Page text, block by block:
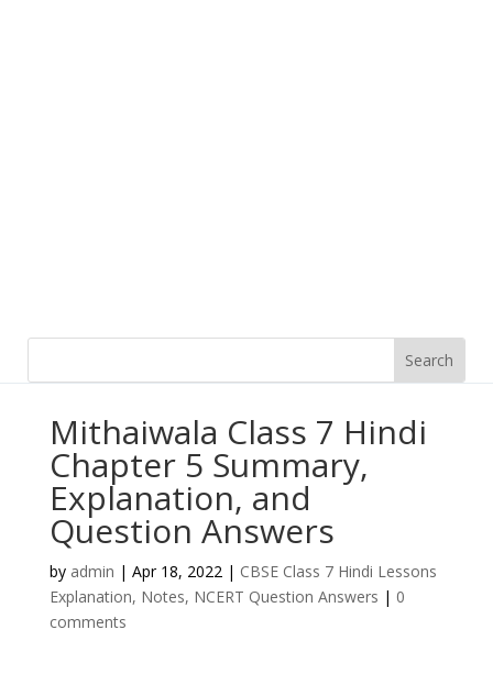
Mithaiwala Class 7 Hindi
Chapter 5 Summary,
Explanation, and
Question Answers
by admin | Apr 18, 2022| CBSE Class 7 Hindi Lessons
Explanation, Notes, NCERT Question Answers | 0
comments